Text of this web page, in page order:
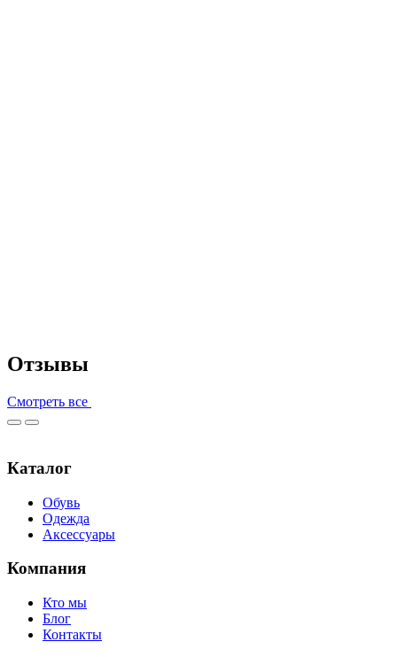
Отзывы
Смотреть все
Каталог
Обувь
Одежда
Аксессуары
Компания
Кто мы
Блог
Контакты